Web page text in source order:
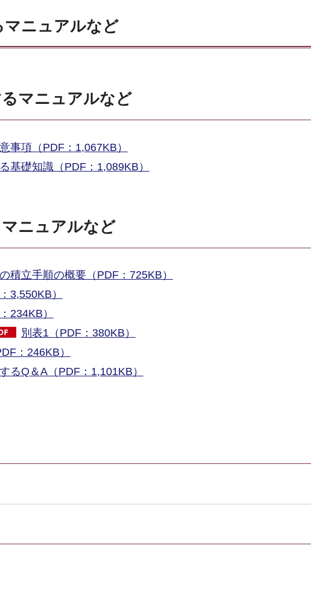
マニュアルなど
マニュアルなど
事項（PDF：1,067KB）
基礎知識（PDF：1,089KB）
ニュアルなど
積立手順の概要（PDF：725KB）
3,550KB）
234KB）
別表1（PDF：380KB）
：246KB）
るQ＆A（PDF：1,101KB）